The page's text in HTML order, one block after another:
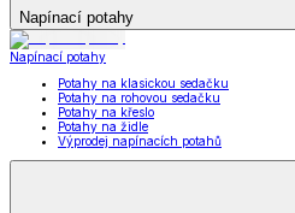
Napínací potahy
Napínací potahy
Potahy na klasickou sedačku
Potahy na rohovou sedačku
Potahy na křeslo
Potahy na židle
Výprodej napínacích potahů